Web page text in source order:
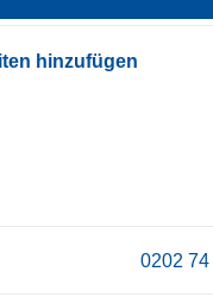
hinzufügen